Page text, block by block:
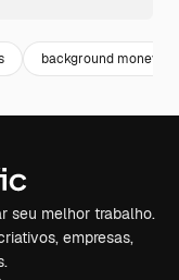
background money
seu melhor trabalho.
empresas,